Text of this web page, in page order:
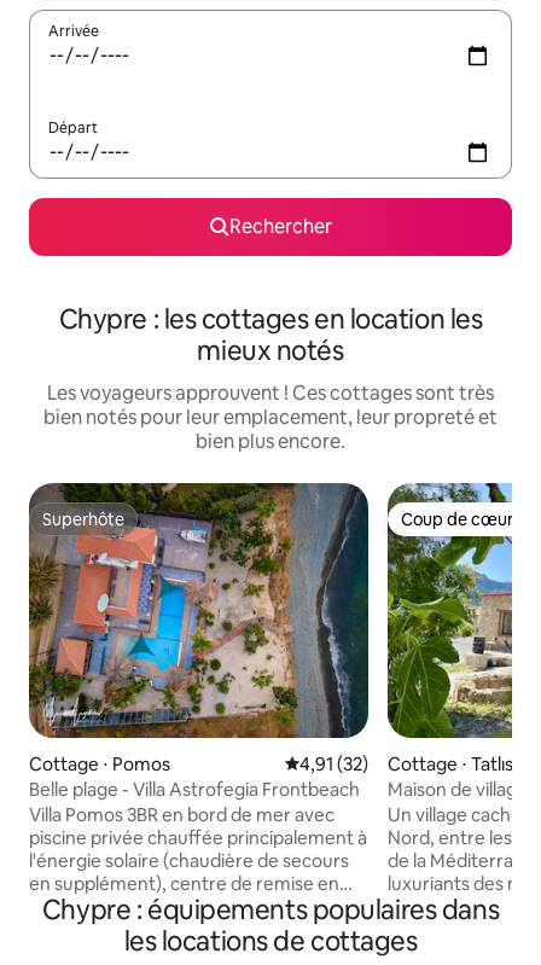
Arrivée
Départ
Rechercher
Chypre : les cottages en location les
mieux notés
Les voyageurs approuvent ! Ces cottages sont très
bien notés pour leur emplacement, leur propreté et
bien plus encore.
Superhôte
Superhôte
Cottage ⋅ Pomos Évaluation moyenne sur la
4,91 (32)
Belle plage - Villa Astrofegia Frontbeach
Villa Pomos 3BR en bord de mer avec
piscine privée chauffée principalement à
l'énergie solaire (chaudière de secours
en supplément), centre de remise en
forme, 2 chaises de massage de luxe et
Internet haut débit gratuit. Les
fonctionnalités intelligentes assurent le
Coup de cœur
Coup de cœur
Cottage ⋅ Tatlısu
Maison de village
Tatlısu
Un village caché
Nord, entre les
de la
luxuriants des
Beşparmak :
naturelle, ses
rythme de vie
Chypre : équipements populaires dans
les locations de cottages